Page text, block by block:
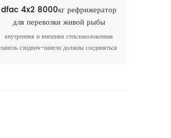
dfac 4x2 8000кг рефрижератор
для перевозки живой рыбы
внутренняя и внешняя стекловолоконная
панель сэндвич-панели должны соединяться